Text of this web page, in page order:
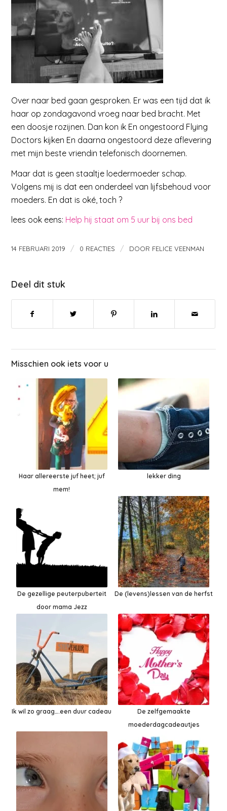
Over naar bed gaan gesproken. Er was een tijd dat ik
haar op zondagavond vroeg naar bed bracht. Met
een doosje rozijnen. Dan kon ik En ongestoord Flying
Doctors kijken En daarna ongestoord deze aflevering
met mijn beste vriendin telefonisch doornemen.
Maar dat is geen staaltje loedermoeder schap.
Volgens mij is dat een onderdeel van lijfsbehoud voor
moeders. En dat is oké, toch ?
lees ook eens: Help hij staat om 5 uur bij ons bed
14 FEBRUARI 2019 / 0 REACTIES / DOOR FELICE VEENMAN
Deel dit stuk
Misschien ook iets voor u
Haar allereerste juf heet; juf
mem!
lekker ding
De gezellige peuterpuberteit
door mama Jezz
De (levens)lessen van de herfst
Ik wil zo graag….een duur cadeau
De zelfgemaakte
moederdagcadeautjes